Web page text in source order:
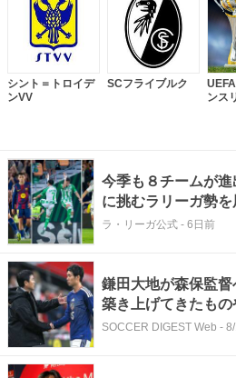
シント＝トロイデ
ンVV
SCフライブルク
ンス
今季も８チームが
に挑むラリーガ勢を
ラ・リーガ公式 - 6日前
鎌田大地が森保監
築き上げてきたも
るべき。本当にすご
SOCCER DIGEST Web -